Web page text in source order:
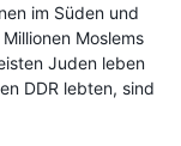
im Süden und
Moslems
Juden leben
DDR lebten, sind